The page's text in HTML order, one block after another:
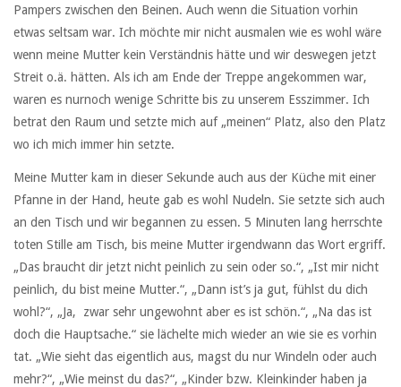
Pampers zwischen den Beinen. Auch wenn die Situation vorhin
etwas seltsam war. Ich möchte mir nicht ausmalen wie es wohl wäre
wenn meine Mutter kein Verständnis hätte und wir deswegen jetzt
Streit o.ä. hätten. Als ich am Ende der Treppe angekommen war,
waren es nurnoch wenige Schritte bis zu unserem Esszimmer. Ich
betrat den Raum und setzte mich auf „meinen“ Platz, also den Platz
wo ich mich immer hin setzte.
Meine Mutter kam in dieser Sekunde auch aus der Küche mit einer
Pfanne in der Hand, heute gab es wohl Nudeln. Sie setzte sich auch
an den Tisch und wir begannen zu essen. 5 Minuten lang herrschte
toten Stille am Tisch, bis meine Mutter irgendwann das Wort ergriff.
„Das braucht dir jetzt nicht peinlich zu sein oder so.“, „Ist mir nicht
peinlich, du bist meine Mutter.“, „Dann ist’s ja gut, fühlst du dich
wohl?“, „Ja, zwar sehr ungewohnt aber es ist schön.“, „Na das ist
doch die Hauptsache.“ sie lächelte mich wieder an wie sie es vorhin
tat. „Wie sieht das eigentlich aus, magst du nur Windeln oder auch
mehr?“, „Wie meinst du das?“, „Kinder bzw. Kleinkinder haben ja